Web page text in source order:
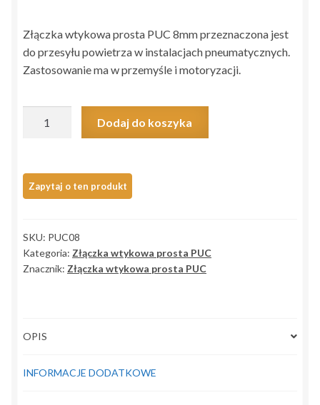
Złączka wtykowa prosta PUC 8mm przeznaczona jest
do przesyłu powietrza w instalacjach pneumatycznych.
Zastosowanie ma w przemyśle i motoryzacji.
PUC
8mm
Dodaj do koszyka
SKU: PUC08
Kategoria: Złączka wtykowa prosta PUC
Znacznik: Złączka wtykowa prosta PUC
OPIS
INFORMACJE DODATKOWE